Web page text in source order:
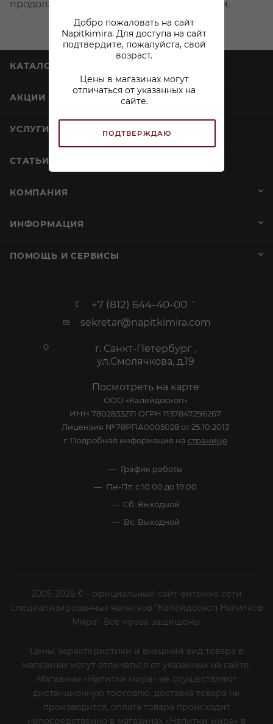
Добро пожаловать на сайт
Napitkimira. Для доступа на сайт
подтвердите, пожалуйста, свой
возраст.
Цены в магазинах могут
отличаться от указанных на
сайте.
ПОДТВЕРЖДАЮ
продолжительным пряным послевкусием.
КАТАЛОГ
АКЦИИ
УСЛУГИ
СТАТЬИ
КОМПАНИЯ
ИНФОРМАЦИЯ
ПОМОЩЬ И СЕРВИСЫ
+7 (812) 644-40-00
sekretar@napitkimira.com
г. Санкт-Петербург ,
ул.Смолячкова, д.19
Посмотреть на карте
ООО «Калейдоскоп»
ИНН 7802833271 ОГРН 1137847296267
Лицензия №78РПА0005028 от 25.10.2013
г. Подробная информация на странице
График работы
Пн-Пт: с 10:00 до 19:00
Сб: Выходной
Вс: Выходной
2005-2026 © - официальный сайт-витрина сети
специализированных напитков "Калейдоскоп Напитков
Мира". Все права защищены.
Цены, характеристики и внешний вид товара в
магазинах могут отличаться от указанных на сайте.
Магазины «Напитки мира» не осуществляют
дистанционную торговлю, доставка товара не
производится, оплата товара происходит
непосредственно в магазинах «Напитки мира» в